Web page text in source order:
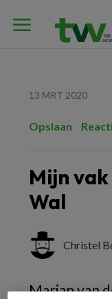
13 MRT 2020
Opslaan
Mijn
Wal
Christel
Marian van